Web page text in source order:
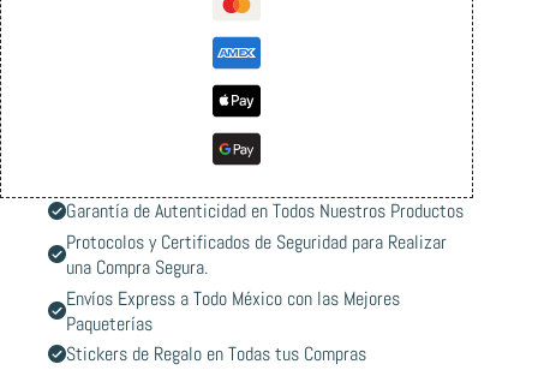
Garantía de Autenticidad en Todos Nuestros Productos
Protocolos y Certificados de Seguridad para Realizar
una Compra Segura.
Envíos Express a Todo México con las Mejores
Paqueterías
Stickers de Regalo en Todas tus Compras